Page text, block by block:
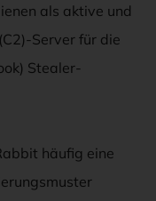
als aktive und
Server für die
Stealer-
häufig eine